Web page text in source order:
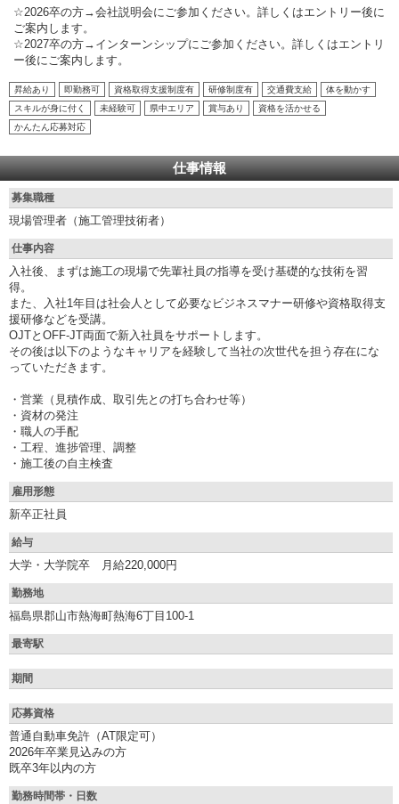
☆2026卒の方→会社説明会にご参加ください。詳しくはエントリー後に
ご案内します。
☆2027卒の方→インターンシップにご参加ください。詳しくはエントリ
ー後にご案内します。
昇給あり 即勤務可 資格取得支援制度有 研修制度有 交通費支給
体を動かす
スキルが身に付く
未経験可 県中エリア 賞与あり
資格を活かせる
かんたん応募対応
仕事情報
募集職種
現場管理者（施工管理技術者）
仕事内容
入社後、まずは施工の現場で先輩社員の指導を受け基礎的な技術を習
得。
また、入社1年目は社会人として必要なビジネスマナー研修や資格取得支
援研修などを受講。
OJTとOFF-JT両面で新入社員をサポートします。
その後は以下のようなキャリアを経験して当社の次世代を担う存在にな
っていただきます。
・営業（見積作成、取引先との打ち合わせ等）
・資材の発注
・職人の手配
・工程、進捗管理、調整
・施工後の自主検査
雇用形態
新卒正社員
給与
大学・大学院卒 月給220,000円
勤務地
福島県郡山市熱海町熱海6丁目100-1
最寄駅
期間
応募資格
普通自動車免許（AT限定可）
2026年卒業見込みの方
既卒3年以内の方
勤務時間帯・日数